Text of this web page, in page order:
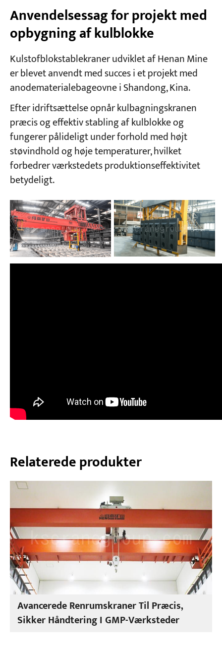
Anvendelsessag for projekt med
opbygning af kulblokke
Kulstofblokstablekraner udviklet af Henan Mine
er blevet anvendt med succes i et projekt med
anodematerialebageovne i Shandong, Kina.
Efter idriftsættelse opnår kulbagningskranen
præcis og effektiv stabling af kulblokke og
fungerer pålideligt under forhold med højt
støvindhold og høje temperaturer, hvilket
forbedrer værkstedets produktionseffektivitet
betydeligt.
Relaterede produkter
Avancerede Renrumskraner Til Præcis,
Sikker Håndtering I GMP-Værksteder